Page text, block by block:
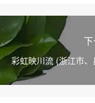
彩虹映川流 (浙江市、